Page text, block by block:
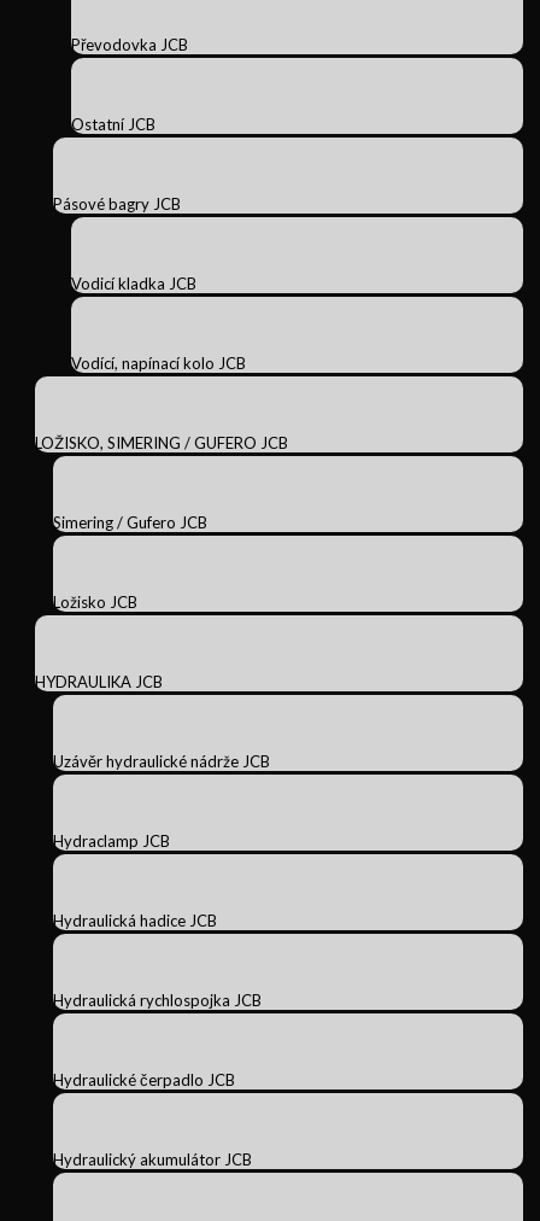
Převodovka JCB
Ostatní JCB
Pásové bagry JCB
Vodicí kladka JCB
Vodící, napínací kolo JCB
LOŽISKO, SIMERING / GUFERO JCB
Simering / Gufero JCB
Ložisko JCB
HYDRAULIKA JCB
Uzávěr hydraulické nádrže JCB
Hydraclamp JCB
Hydraulická hadice JCB
Hydraulická rychlospojka JCB
Hydraulické čerpadlo JCB
Hydraulický akumulátor JCB